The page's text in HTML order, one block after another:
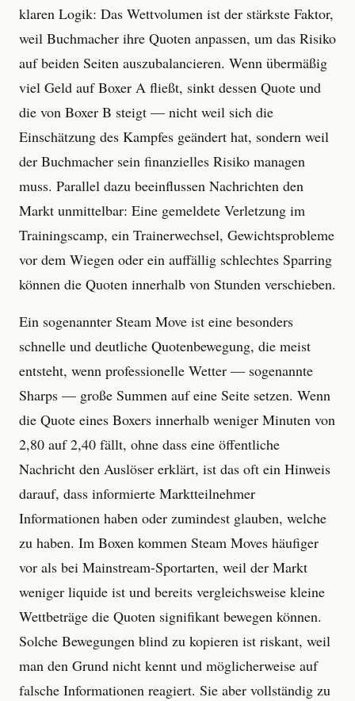
klaren Logik: Das Wettvolumen ist der stärkste Faktor,
weil Buchmacher ihre Quoten anpassen, um das Risiko
auf beiden Seiten auszubalancieren. Wenn übermäßig
viel Geld auf Boxer A fließt, sinkt dessen Quote und
die von Boxer B steigt — nicht weil sich die
Einschätzung des Kampfes geändert hat, sondern weil
der Buchmacher sein finanzielles Risiko managen
muss. Parallel dazu beeinflussen Nachrichten den
Markt unmittelbar: Eine gemeldete Verletzung im
Trainingscamp, ein Trainerwechsel, Gewichtsprobleme
vor dem Wiegen oder ein auffällig schlechtes Sparring
können die Quoten innerhalb von Stunden verschieben.
Ein sogenannter Steam Move ist eine besonders
schnelle und deutliche Quotenbewegung, die meist
entsteht, wenn professionelle Wetter — sogenannte
Sharps — große Summen auf eine Seite setzen. Wenn
die Quote eines Boxers innerhalb weniger Minuten von
2,80 auf 2,40 fällt, ohne dass eine öffentliche
Nachricht den Auslöser erklärt, ist das oft ein Hinweis
darauf, dass informierte Marktteilnehmer
Informationen haben oder zumindest glauben, welche
zu haben. Im Boxen kommen Steam Moves häufiger
vor als bei Mainstream-Sportarten, weil der Markt
weniger liquide ist und bereits vergleichsweise kleine
Wettbeträge die Quoten signifikant bewegen können.
Solche Bewegungen blind zu kopieren ist riskant, weil
man den Grund nicht kennt und möglicherweise auf
falsche Informationen reagiert. Sie aber vollständig zu